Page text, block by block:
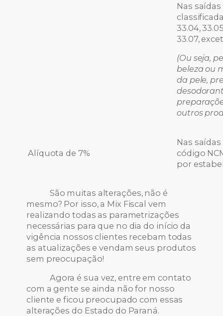
Nas
33.04,
33.07,
(Ou seja,
beleza ou
da pele,
outros
Alíquota de 7%
Nas
código
por
São muitas alterações, não é
mesmo? Por isso, a Mix Fiscal vem
realizando todas as parametrizações
necessárias para que no dia do início da
vigência nossos clientes recebam todas
as atualizações e vendam seus produtos
sem preocupação!
Agora é sua vez, entre em contato
com a gente se ainda não for nosso
cliente e ficou preocupado com essas
alterações do Estado do Paraná.